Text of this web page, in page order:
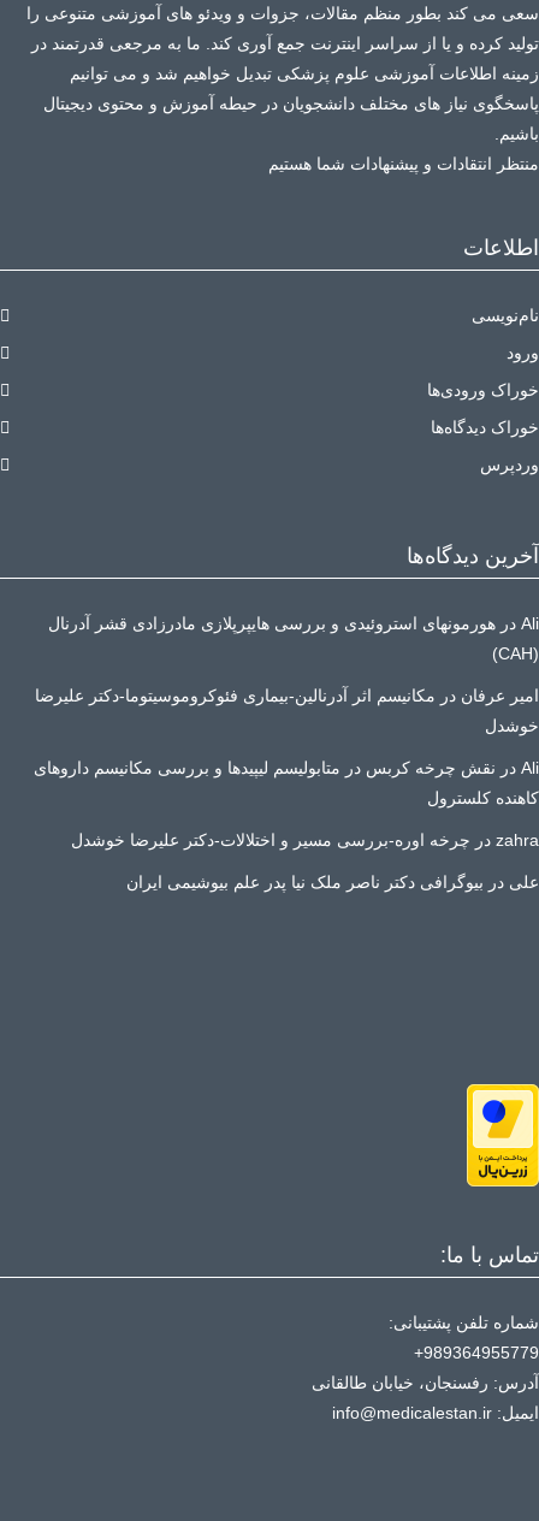
سعی می کند بطور منظم مقالات، جزوات و ویدئو های آموزشی متنوعی را
تولید کرده و یا از سراسر اینترنت جمع آوری کند. ما به مرجعی قدرتمند در
زمینه اطلاعات آموزشی علوم پزشکی تبدیل خواهیم شد و می توانیم
پاسخگوی نیاز های مختلف دانشجویان در حیطه آموزش و محتوی دیجیتال
باشیم.
منتظر انتقادات و پیشنهادات شما هستیم
اطلاعات
نام‌نویسی
ورود
خوراک ورودی‌ها
خوراک دیدگاه‌ها
وردپرس
آخرین دیدگاه‌ها
Ali در هورمونهای استروئیدی و بررسی هایپرپلازی مادرزادی قشر آدرنال
(CAH)
امیر عرفان در مکانیسم اثر آدرنالین-بیماری فئوکروموسیتوما-دکتر علیرضا
خوشدل
Ali در نقش چرخه کربس در متابولیسم لیپیدها و بررسی مکانیسم داروهای
کاهنده کلسترول
zahra در چرخه اوره-بررسی مسیر و اختلالات-دکتر علیرضا خوشدل
علی در بیوگرافی دکتر ناصر ملک نیا پدر علم بیوشیمی ایران
تماس با ما:
شماره تلفن پشتیبانی:
989364955779+
آدرس: رفسنجان، خیابان طالقانی
ایمیل: info@medicalestan.ir